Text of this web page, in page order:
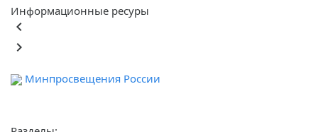
Информационные ресуры
keyboard_arrow_left
keyboard_arrow_right
Минпросвещения России